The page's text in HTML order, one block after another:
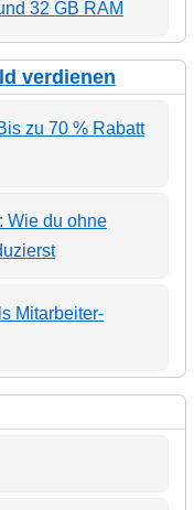
32 GB RAM
verdienen
zu 70 % Rabatt
Wie du ohne
Mitarbeiter-